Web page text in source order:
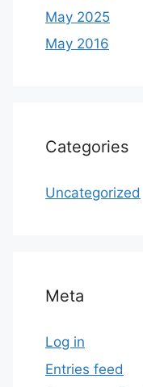
May 2025
May 2016
Categories
Uncategorized
Meta
Log in
Entries feed